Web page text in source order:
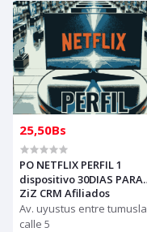
25,50Bs
PO NETFLIX PERFIL 1
dispositivo 30DIAS PARA
REVENDER (entrega al
whasap)
ZiZ CRM Afiliados
Av. uyustus entre tumusla
calle 5